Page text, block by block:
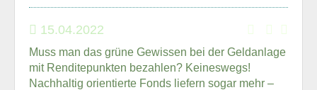
15.04.2022
Muss man das grüne Gewissen bei der Geldanlage
mit Renditepunkten bezahlen? Keineswegs!
Nachhaltig orientierte Fonds liefern sogar mehr –